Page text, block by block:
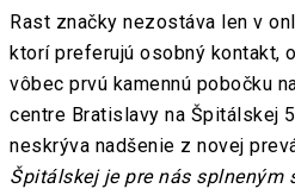
Rast značky nezostáva len v
ktorí preferujú osobný kontakt,
vôbec prvú kamennú pobočku
centre Bratislavy na Špitálskej
neskrýva nadšenie z novej
Špitálskej je pre nás splneným